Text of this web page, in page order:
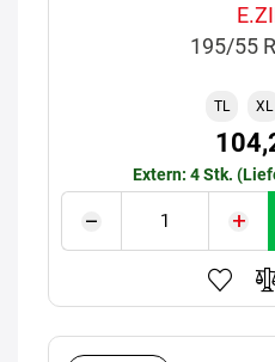
195/55
TL XL
Extern: 4 Stk.